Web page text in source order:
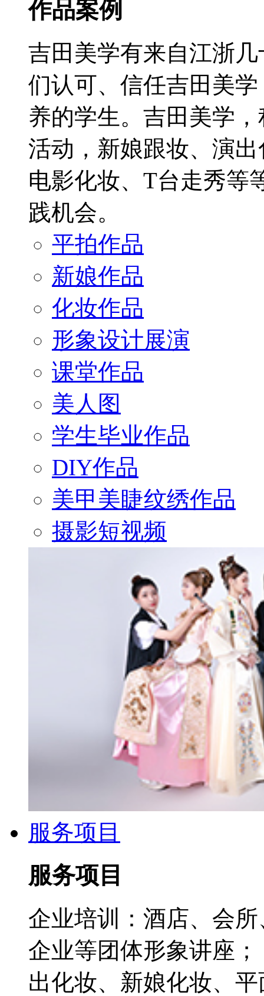
作品案例
吉田美学有来自江浙
们认可、信任吉田美
养的学生。吉田美学
活动，新娘跟妆、演
电影化妆、T台走秀等
践机会。
平拍作品
新娘作品
化妆作品
形象设计展演
课堂作品
美人图
学生毕业作品
DIY作品
美甲美睫纹绣作品
摄影短视频
服务项目
服务项目
企业培训：酒店、会
企业等团体形象讲座
出化妆、新娘化妆、